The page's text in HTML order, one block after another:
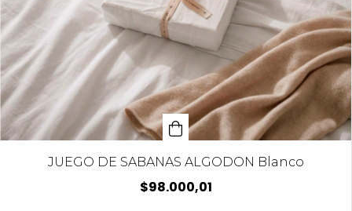
JUEGO DE SABANAS ALGODON Blanco
$98.000,01